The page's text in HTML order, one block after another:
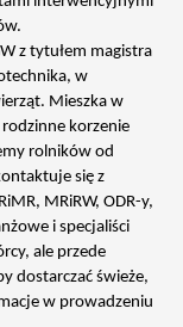
z tytułem magistra
w
Mieszka w
korzenie
rolników od
się z
MRiRW, ODR-y,
i specjaliści
ale przede
dostarczać świeże,
w prowadzeniu